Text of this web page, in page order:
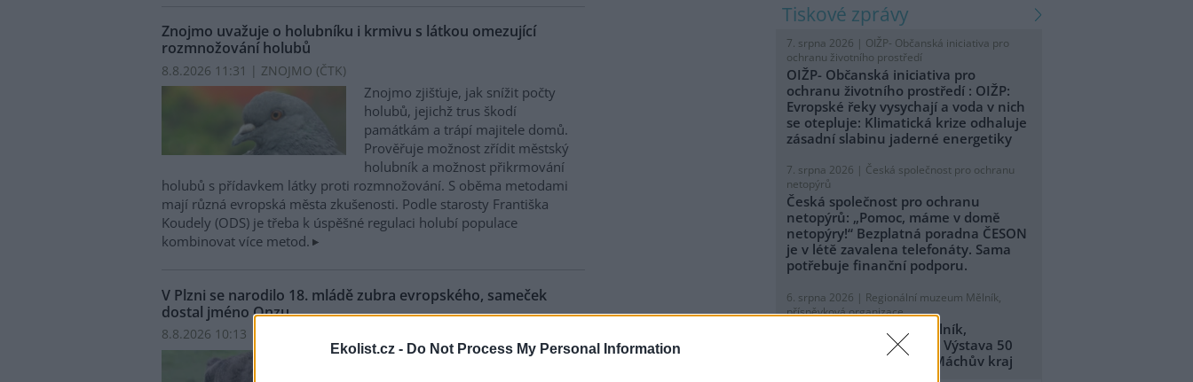
Ekolist.cz - Do Not Process My Personal Information
Znojmo uvažuje o holubníku i krmivu s látkou omezující
rozmnožování holubů
8.8.2026 11:31 | ZNOJMO (ČTK)
Znojmo zjišťuje, jak snížit počty
holubů, jejichž trus škodí
památkám a trápí majitele domů.
Prověřuje možnost zřídit městský
holubník a možnost přikrmování
holubů s přídavkem látky proti rozmnožování. S oběma metodami
mají různá evropská města zkušenosti. Podle starosty Františka
Koudely (ODS) je třeba k úspěšné regulaci holubí populace
kombinovat více metod.
V Plzni se narodilo 18. mládě zubra evropského, sameček
dostal jméno Onzu
8.8.2026 10:13 | PLZEŇ (
V plzeňské zoologické zahradě se
tiskové zprávy
7. srpna 2026 | OIŽP- Občanská iniciativa pro
ochranu životního prostředí
OIŽP- Občanská iniciativa pro
ochranu životního prostředí : OIŽP:
Evropské řeky vysychají a voda v nich
se otepluje: Klimatická krize odhaluje
zásadní slabinu jaderné energetiky
7. srpna 2026 | Česká společnost pro ochranu
netopýrů
Česká společnost pro ochranu
netopýrů: „Pomoc, máme v domě
netopýry!“ Bezplatná poradna ČESON
je v létě zavalena telefonáty. Sama
potřebuje finanční podporu.
6. srpna 2026 | Regionální muzeum Mělník,
příspěvková organizace
Regionální muzeum Mělník,
příspěvková organizace: Výstava 50
let CHKO Kokořínsko - Máchův kraj